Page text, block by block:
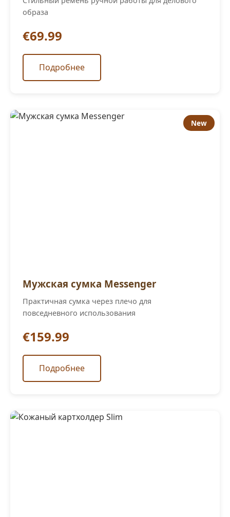
образа
€69.99
Подробнее
New
Мужская сумка Messenger
Практичная сумка через плечо для
повседневного использования
€159.99
Подробнее